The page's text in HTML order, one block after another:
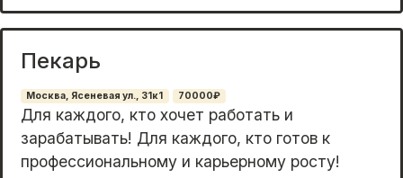
Пекарь
Москва, Ясеневая ул., 31к1 70000₽
Для каждого, кто хочет работать и
зарабатывать! Для каждого, кто готов к
профессиональному и карьерному росту!